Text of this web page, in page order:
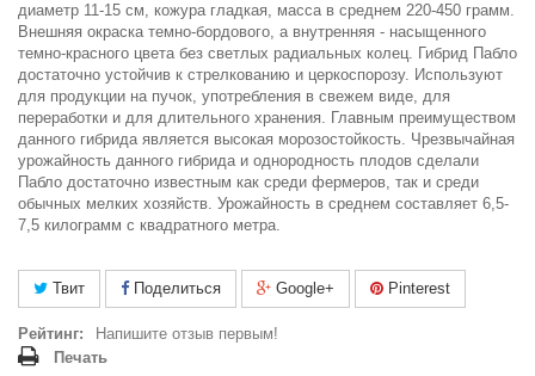
диаметр 11-15 см, кожура гладкая, масса в среднем 220-450 грамм.
Внешняя окраска темно-бордового, а внутренняя - насыщенного
темно-красного цвета без светлых радиальных колец. Гибрид Пабло
достаточно устойчив к стрелкованию и церкоспорозу. Используют
для продукции на пучок, употребления в свежем виде, для
переработки и для длительного хранения. Главным преимуществом
данного гибрида является высокая морозостойкость. Чрезвычайная
урожайность данного гибрида и однородность плодов сделали
Пабло достаточно известным как среди фермеров, так и среди
обычных мелких хозяйств. Урожайность в среднем составляет 6,5-
7,5 килограмм с квадратного метра.
Твит Поделиться Google+ Pinterest
Рейтинг:
Напишите отзыв первым!
Печать